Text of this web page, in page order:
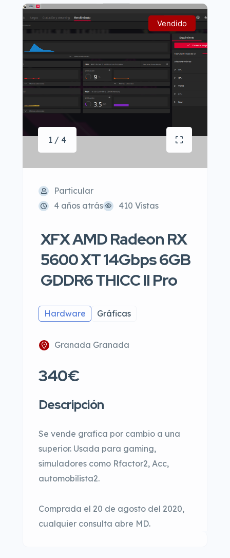
Vendido
1 / 4
Particular
4 años atrás
410 Vistas
XFX AMD Radeon RX
5600 XT 14Gbps 6GB
GDDR6 THICC II Pro
Hardware Gráficas
Granada Granada
340€
Descripción
Se vende grafica por cambio a una
superior. Usada para gaming,
simuladores como Rfactor2, Acc,
automobilista2.
Comprada el 20 de agosto del 2020,
cualquier consulta abre MD.